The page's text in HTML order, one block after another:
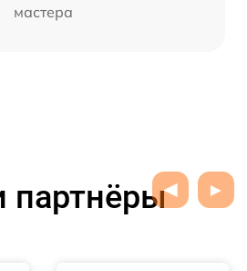
мастера
партнёры